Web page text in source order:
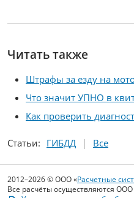
Читать также
Штрафы за езду на
Что значит УПНО в
Как проверить
Статьи: ГИБДД Все
2012–2026 © ООО «Расчетные
Все расчёты осуществляются